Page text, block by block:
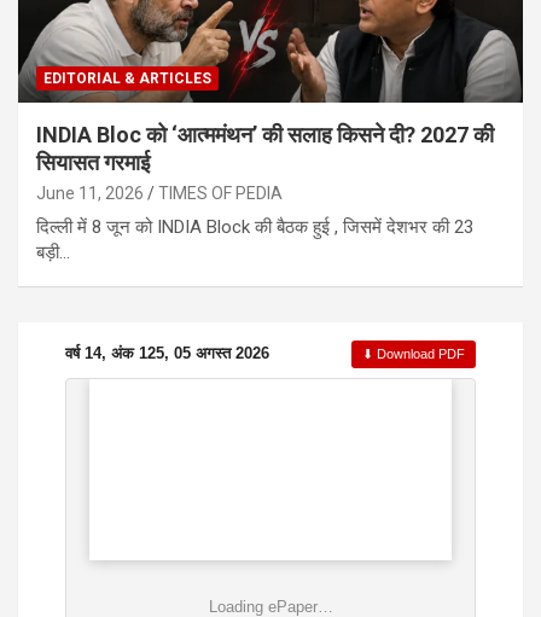
EDITORIAL & ARTICLES
INDIA Bloc को ‘आत्‍ममंथन’ की सलाह किसने दी? 2027 की
सियासत गरमाई
June 11, 2026 TIMES OF PEDIA
दिल्ली में 8 जून को INDIA Block की बैठक हुई , जिसमें देशभर की 23
बड़ी…
वर्ष 14, अंक 125, 05 अगस्त 2026 ⬇ Download PDF
Loading ePaper…